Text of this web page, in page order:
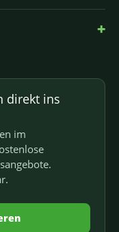
+
direkt ins
im